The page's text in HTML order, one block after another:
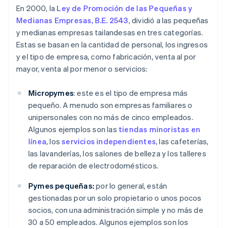
En 2000, la Ley de Promoción de las Pequeñas y
Medianas Empresas, B.E. 2543, dividió a las pequeñas
y medianas empresas tailandesas en tres categorías.
Estas se basan en la cantidad de personal, los ingresos
y el tipo de empresa, como fabricación, venta al por
mayor, venta al por menor o servicios:
Micropymes: este es el tipo de empresa más
pequeño. A menudo son empresas familiares o
unipersonales con no más de cinco empleados.
Algunos ejemplos son las tiendas minoristas en
línea, losservicios independientes, las cafeterías,
las lavanderías, los salones de belleza y los talleres
de reparación de electrodomésticos.
Pymes pequeñas: por lo general, están
gestionadas por un solo propietario o unos pocos
socios, con una administración simple y no más de
30 a 50 empleados. Algunos ejemplos son los